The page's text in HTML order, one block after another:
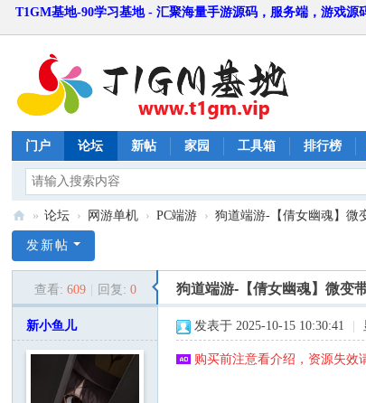
T1GM基地-90学习基地 - 汇聚海量手游源码，服务端，游戏源
门户 论坛 新帖 家园 工具箱 排行榜
1
» 论坛 › 网游单机 › PC端游 › 狗道端游-【倩女幽魂】微
发新帖
查看: 609 回复: 0 狗道端游-【倩女幽魂】微变
新小鱼儿 发表于 2025-10-15 10:30:41
购买前注意看介绍，资源失效